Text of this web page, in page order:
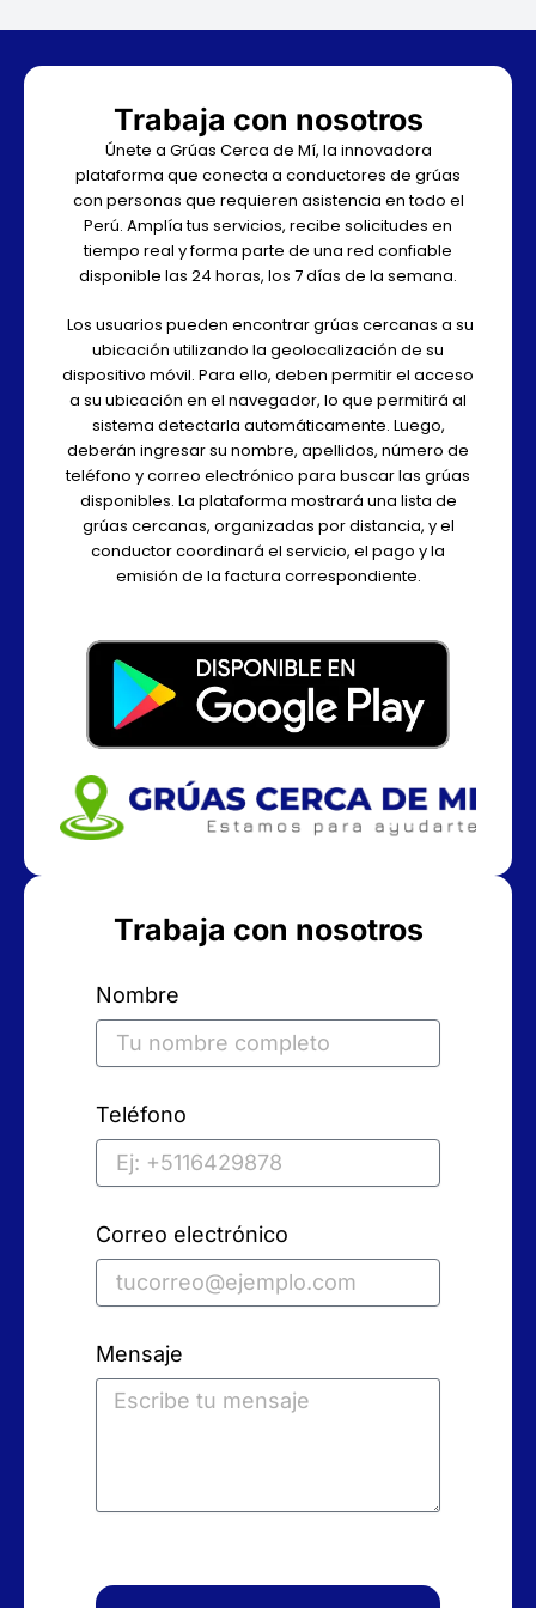
Trabaja con nosotros
Únete a Grúas Cerca de Mí, la innovadora
plataforma que conecta a conductores de grúas
con personas que requieren asistencia en todo el
Perú. Amplía tus servicios, recibe solicitudes en
tiempo real y forma parte de una red confiable
disponible las 24 horas, los 7 días de la semana.
Los usuarios pueden encontrar grúas cercanas a su
ubicación utilizando la geolocalización de su
dispositivo móvil. Para ello, deben permitir el acceso
a su ubicación en el navegador, lo que permitirá al
sistema detectarla automáticamente. Luego,
deberán ingresar su nombre, apellidos, número de
teléfono y correo electrónico para buscar las grúas
disponibles. La plataforma mostrará una lista de
grúas cercanas, organizadas por distancia, y el
conductor coordinará el servicio, el pago y la
emisión de la factura correspondiente.
Trabaja con nosotros
Nombre
Teléfono
Correo electrónico
Mensaje